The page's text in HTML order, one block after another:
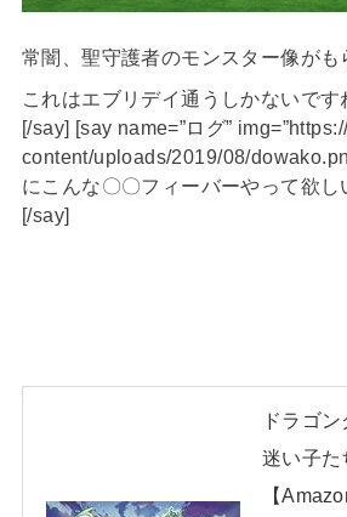
常闇、聖守護者のモンスター像がも
これはエブリデイ通うしかないです
[/say] [say name=”ログ”
content/uploads/2019/08/
にこんな〇〇フィーバーやって欲し
[/say]
ドラゴ
迷い子た
【